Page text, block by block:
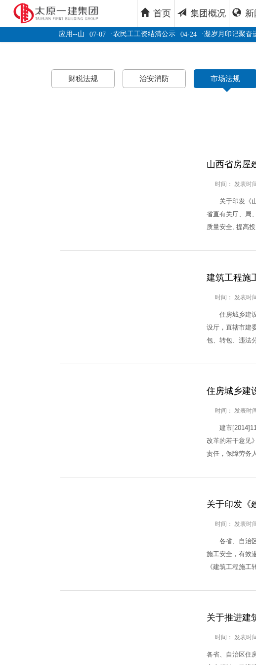
首页 集团概况
07-07
利用关键技术及应用--山 04-24
· 农民工工资结清公示 · 凝岁月印记聚奋
财税法规 治安消防 市场法规
山西省房屋
时间： 发表时
关于印发《山
省直有关厅、局
质量安全, 提高
建筑工程施
时间： 发表时
住房城乡建设
设厅，直辖市建
包、转包、违法
住房城乡建
时间： 发表时
建市
改革的若干意见
责任，保障劳务
时间： 发表时
各省、自治区
施工安全，有效
《建筑工程施
关于推进建
时间： 发表时
各省、自治区住